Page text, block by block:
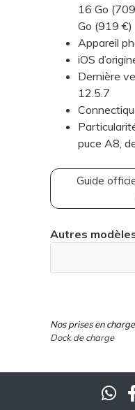
16 Go
Go (919 €)
Appareil
iOS
Dernière
12.5.7
puce A8,
Guide
Autres
Nos prises en charge
Dock de charge